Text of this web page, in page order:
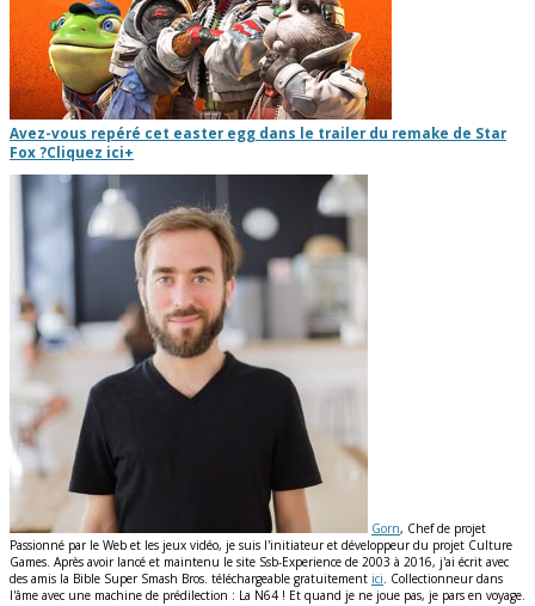
Avez-vous repéré cet easter egg dans le trailer du remake de Star
Fox ?Cliquez ici+
Gorn, Chef de projet
Passionné par le Web et les jeux vidéo, je suis l'initiateur et développeur du projet Culture
Games. Après avoir lancé et maintenu le site Ssb-Experience de 2003 à 2016, j'ai écrit avec
des amis la Bible Super Smash Bros. téléchargeable gratuitement ici. Collectionneur dans
l'âme avec une machine de prédilection : La N64 ! Et quand je ne joue pas, je pars en voyage.